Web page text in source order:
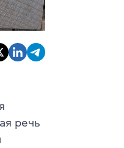
речь